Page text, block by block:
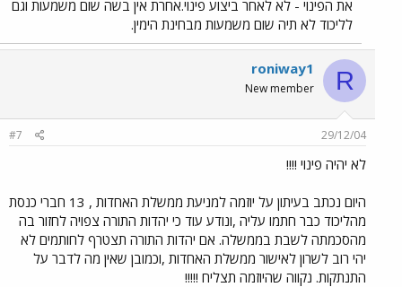
את הפינוי - לא לאחר ביצוע פינוי.אחרת אין בשה שום משמעות וגם
לליכוד לא תיה שום משמעות מבחינת הימין.
R
roniway1
New member
29/12/04
#7
לא יהיה פינוי !!!!
היום נכתב בעיתון על יוזמה למניעת ממשלת האחדות , 13 חברי כנסת
מהליכוד כבר חתמו עליה ,ונודע עוד כי יהדות התורה צפויה לחזור בה
מהסכמתה לשבת בממשלה. אם יהדות התורה תצטרף לחותמים לא
יהי רוב לשרון לאישור ממשלת האחדות ,וכמובן שאין מה לדבר על
התנתקות. נקווה שהיוזמה תצליח !!!!!